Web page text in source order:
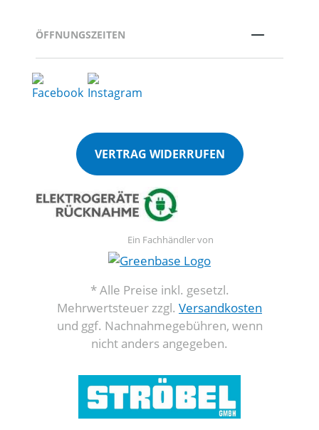
ÖFFNUNGSZEITEN
VERTRAG WIDERRUFEN
Ein Fachhändler von
* Alle Preise inkl. gesetzl.
Mehrwertsteuer zzgl. Versandkosten
und ggf. Nachnahmegebühren, wenn
nicht anders angegeben.